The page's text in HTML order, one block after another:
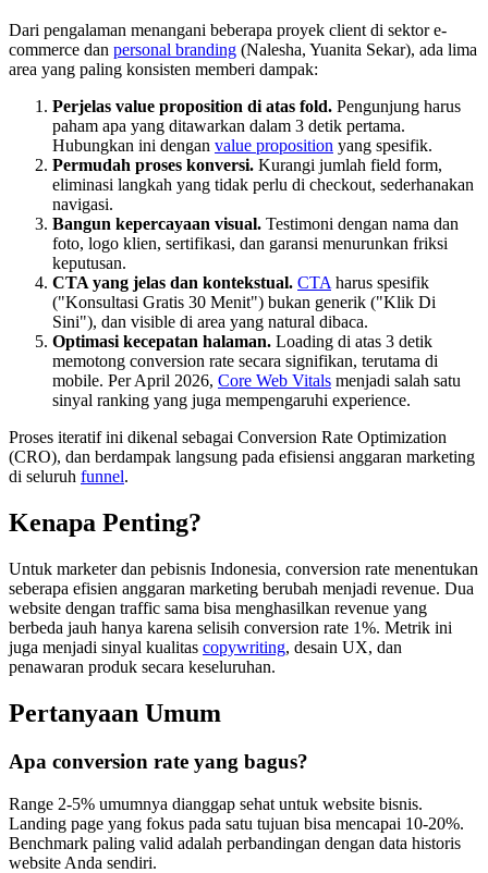
Dari pengalaman menangani beberapa proyek client di sektor e-
commerce dan personal branding (Nalesha, Yuanita Sekar), ada lima
area yang paling konsisten memberi dampak:
Perjelas value proposition di atas fold. Pengunjung harus
paham apa yang ditawarkan dalam 3 detik pertama.
Hubungkan ini dengan value proposition yang spesifik.
Permudah proses konversi. Kurangi jumlah field form,
eliminasi langkah yang tidak perlu di checkout, sederhanakan
navigasi.
Bangun kepercayaan visual. Testimoni dengan nama dan
foto, logo klien, sertifikasi, dan garansi menurunkan friksi
keputusan.
CTA yang jelas dan kontekstual. CTAharus spesifik
("Konsultasi Gratis 30 Menit") bukan generik ("Klik Di
Sini"), dan visible di area yang natural dibaca.
Optimasi kecepatan halaman. Loading di atas 3 detik
memotong conversion rate secara signifikan, terutama di
mobile. Per April 2026, Core Web Vitals menjadi salah satu
sinyal ranking yang juga mempengaruhi experience.
Proses iteratif ini dikenal sebagai Conversion Rate Optimization
(CRO), dan berdampak langsung pada efisiensi anggaran marketing
di seluruh funnel.
Kenapa Penting?
Untuk marketer dan pebisnis Indonesia, conversion rate menentukan
seberapa efisien anggaran marketing berubah menjadi revenue. Dua
website dengan traffic sama bisa menghasilkan revenue yang
berbeda jauh hanya karena selisih conversion rate 1%. Metrik ini
juga menjadi sinyal kualitas copywriting, desain UX, dan
penawaran produk secara keseluruhan.
Pertanyaan Umum
Apa conversion rate yang bagus?
Range 2-5% umumnya dianggap sehat untuk website bisnis.
Landing page yang fokus pada satu tujuan bisa mencapai 10-20%.
Benchmark paling valid adalah perbandingan dengan data historis
website Anda sendiri.